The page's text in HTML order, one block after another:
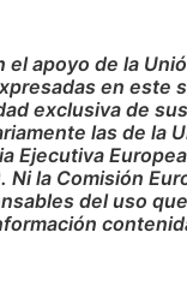
el apoyo de la
en este
exclusiva de
las de la
Ejecutiva
Ni la Comisión
del uso